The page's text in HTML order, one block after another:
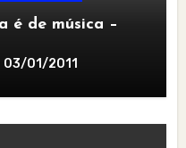
é de música –
03/01/2011